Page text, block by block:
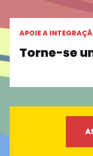
APOIE A
Torne-se